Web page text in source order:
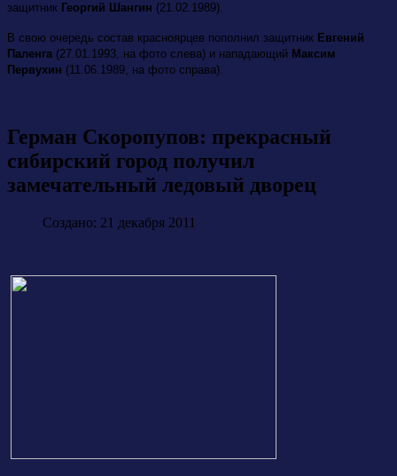
защитник Георгий Шангин (21.02.1989).
В свою очередь состав красноярцев пополнил защитник Евгений
Паленга (27.01.1993, на фото слева) и нападающий Максим
Первухин (11.06.1989, на фото справа).
Герман Скоропупов: прекрасный
сибирский город получил
замечательный ледовый дворец
Создано: 21 декабря 2011